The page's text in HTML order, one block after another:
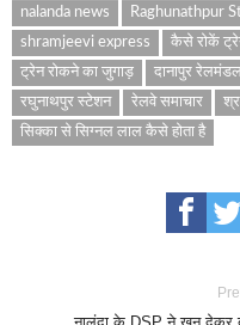
nalanda news
Raghunathpur
shramjeevi express
कैसे रोकें
ट्रेन रोकने का जुगाड़
दानापुर
रघुनाथपुर स्टेशन
रेलवे समाचार
सिक्का से सिग्नल लाल कैसे होता है